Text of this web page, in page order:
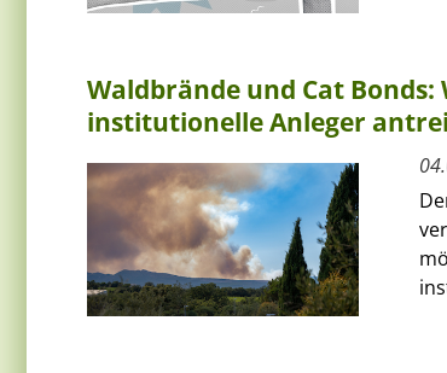
Waldbrände und Cat
institutionelle Anleger